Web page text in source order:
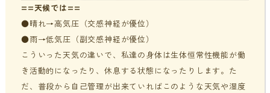
==天候では==
●晴れ→高気圧（交感神経が優位）
●雨→低気圧（副交感神経が優位）
こういった天気の違いで、私達の身体は生体恒常性機能が働
き活動的になったり、休息する状態になったりします。た
だ、普段から自己管理が出来ていればこのような天気や湿度